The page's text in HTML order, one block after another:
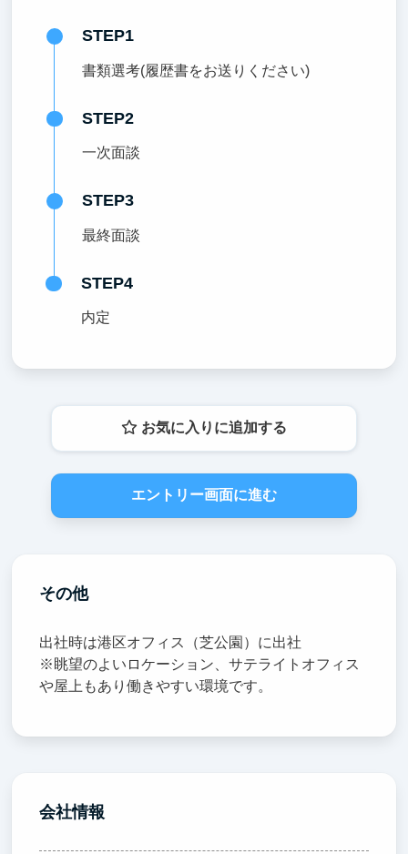
STEP1
書類選考(履歴書をお送りください)
STEP2
一次面談
STEP3
最終面談
STEP4
内定
お気に入りに追加する
エントリー画面に進む
その他
出社時は港区オフィス（芝公園）に出社
※眺望のよいロケーション、サテライトオフィス
や屋上もあり働きやすい環境です。
会社情報